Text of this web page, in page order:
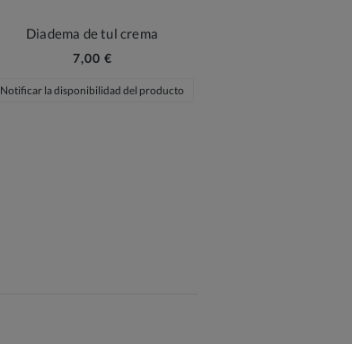
Diadema de tul crema
7,00 €
Notificar la disponibilidad del producto